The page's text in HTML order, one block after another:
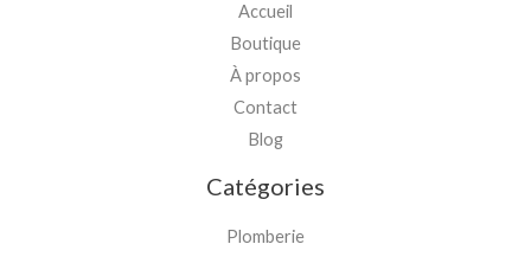
Accueil
Boutique
À propos
Contact
Blog
Catégories
Plomberie